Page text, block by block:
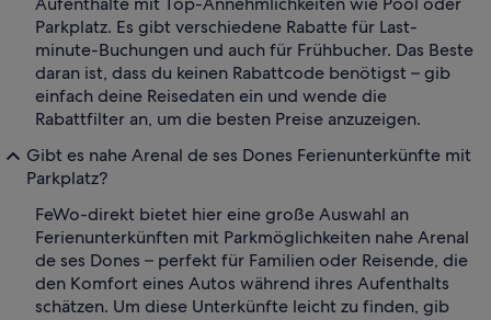
Parkplatz. Es gibt verschiedene Rabatte für Last-
minute-Buchungen und auch für Frühbucher. Das Beste
daran ist, dass du keinen Rabattcode benötigst – gib
einfach deine Reisedaten ein und wende die
Rabattfilter an, um die besten Preise anzuzeigen.
Gibt es nahe Arenal de ses Dones Ferienunterkünfte mit
Parkplatz?
FeWo-direkt bietet hier eine große Auswahl an
Ferienunterkünften mit Parkmöglichkeiten nahe Arenal
de ses Dones – perfekt für Familien oder Reisende, die
den Komfort eines Autos während ihres Aufenthalts
schätzen. Um diese Unterkünfte leicht zu finden, gib